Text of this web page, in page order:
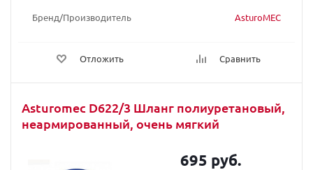
Бренд/Производитель AsturoMEC
Отложить Сравнить
Asturomec D622/3 Шланг полиуретановый,
неармированный, очень мягкий
695 руб.